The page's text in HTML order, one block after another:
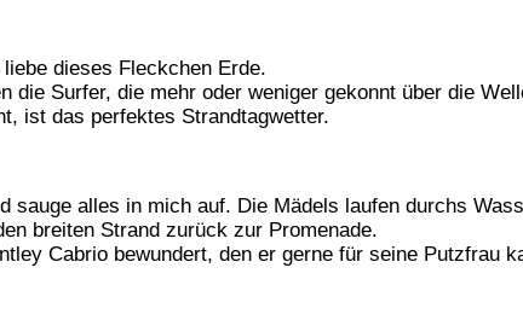
dieses Fleckchen Erde.
die Surfer, die mehr oder weniger gekonnt über die
ist das perfektes Strandtagwetter.
sauge alles in mich auf. Die Mädels laufen durchs
breiten Strand zurück zur Promenade.
Cabrio bewundert, den er gerne für seine Putzfrau